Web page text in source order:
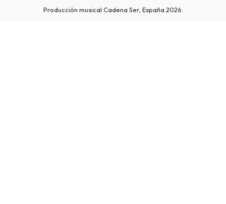
Producción musical Cadena Ser, España 2026.